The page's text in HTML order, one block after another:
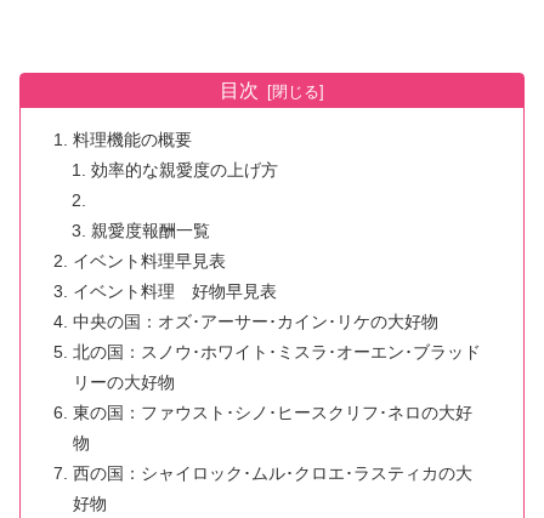
目次
料理機能の概要
効率的な親愛度の上げ方
親愛度報酬一覧
イベント料理早見表
イベント料理 好物早見表
中央の国：オズ･アーサー･カイン･リケの大好物
北の国：スノウ･ホワイト･ミスラ･オーエン･ブラッド
リーの大好物
東の国：ファウスト･シノ･ヒースクリフ･ネロの大好
物
西の国：シャイロック･ムル･クロエ･ラスティカの大
好物